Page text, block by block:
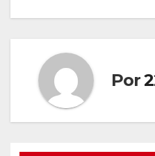
de
entradas
Por